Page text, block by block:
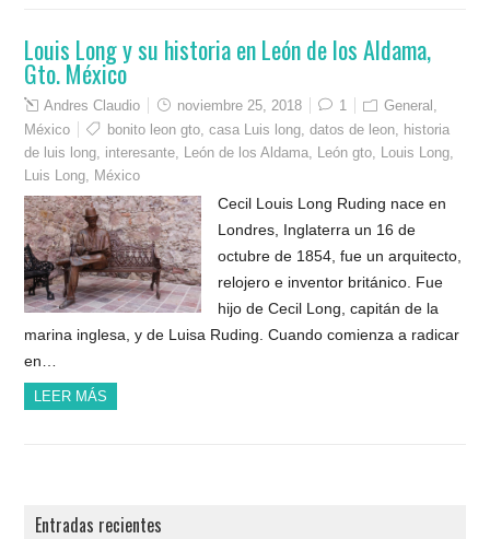
Louis Long y su historia en León de los Aldama,
Gto. México
Andres Claudio noviembre 25, 2018 1 General
México
bonito leon gto ,casa Luis long ,datos de leon
historia
de luis long interesante León de los Aldama León gto Louis Long
Luis Long
México
Cecil Louis Long Ruding nace en
Londres, Inglaterra un 16 de
octubre de 1854, fue un arquitecto,
relojero e inventor británico. Fue
hijo de Cecil Long, capitán de la
marina inglesa, y de Luisa Ruding. Cuando comienza a radicar
en…
LEER MÁS
Entradas recientes